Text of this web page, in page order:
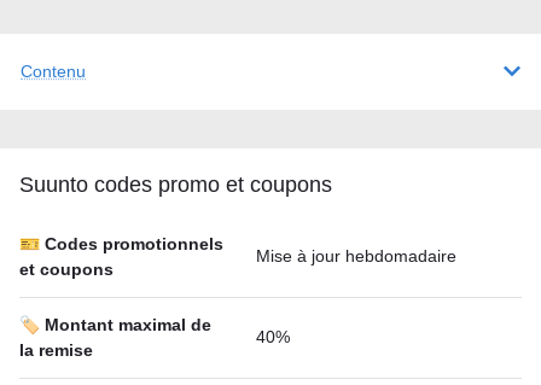
Contenu
Suunto codes promo et coupons
🎫 Codes promotionnels
et coupons
Mise à jour hebdomadaire
🏷️ Montant maximal de
la remise
40%